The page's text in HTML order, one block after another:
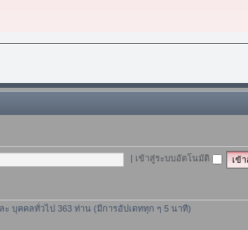
เข้าสู่ระบบอัตโนมัติ
บุคคลทั่วไป 363 ท่าน (มีการอัปเดททุก ๆ 5 นาที)